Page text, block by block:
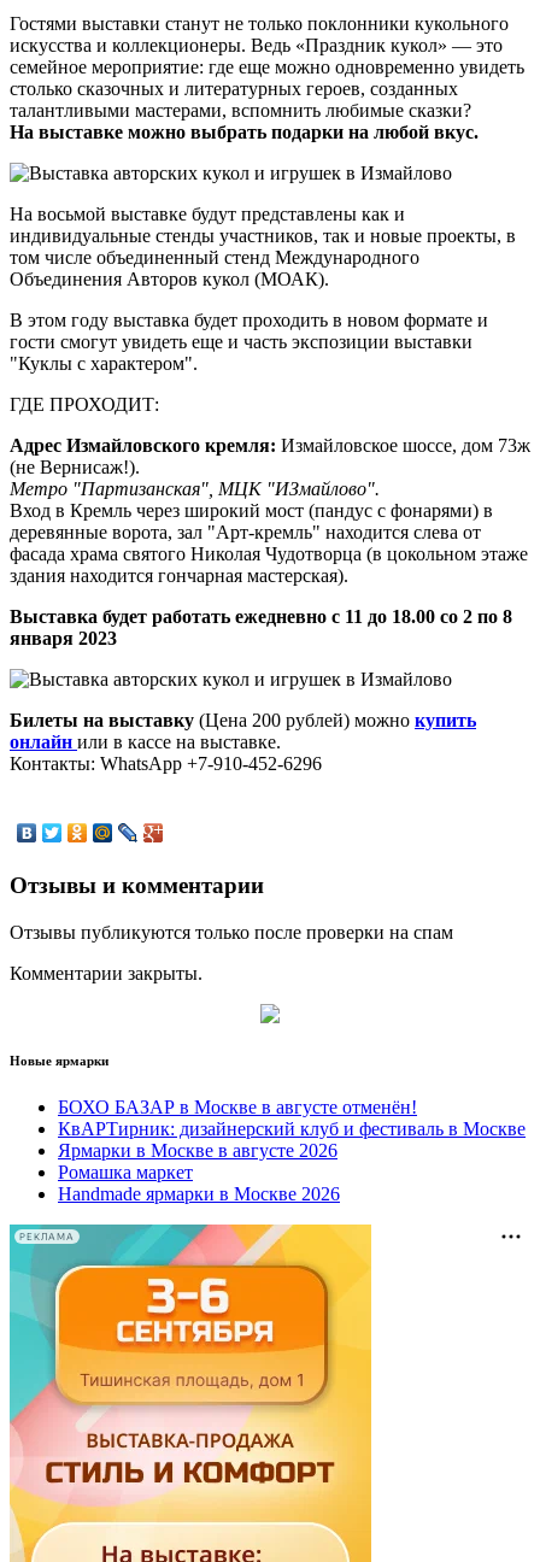
Гостями выставки станут не только поклонники кукольного
искусства и коллекционеры. Ведь «Праздник кукол» — это
семейное мероприятие: где еще можно одновременно увидеть
столько сказочных и литературных героев, созданных
талантливыми мастерами, вспомнить любимые сказки?
На выставке можно выбрать подарки на любой вкус.
На восьмой выставке будут представлены как и
индивидуальные стенды участников, так и новые проекты, в
том числе объединенный стенд Международного
Объединения Авторов кукол (МОАК).
В этом году выставка будет проходить в новом формате и
гости смогут увидеть еще и часть экспозиции выставки
"Куклы с характером".
ГДЕ ПРОХОДИТ:
Адрес Измайловского кремля: Измайловское шоссе, дом 73ж
(не Вернисаж!).
Метро "Партизанская", МЦК "ИЗмайлово".
Вход в Кремль через широкий мост (пандус с фонарями) в
деревянные ворота, зал "Арт-кремль" находится слева от
фасада храма святого Николая Чудотворца (в цокольном этаже
здания находится гончарная мастерская).
Выставка будет работать ежедневно с 11 до 18.00 со 2 по 8
января 2023
Билеты на выставку (Цена 200 рублей) можно купить
онлайн или в кассе на выставке.
Контакты: WhatsApp +7-910-452-6296
Отзывы и комментарии
Отзывы публикуются только после проверки на спам
Комментарии закрыты.
Новые ярмарки
БОХО БАЗАР в Москве в августе отменён!
КвАРТирник: дизайнерский клуб и фестиваль в Москве
Ярмарки в Москве в августе 2026
Ромашка маркет
Handmade ярмарки в Москве 2026
РЕКЛАМА